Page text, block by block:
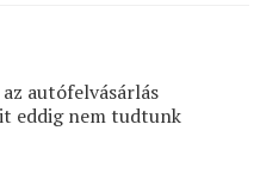
autófelvásárlás
eddig nem tudtunk